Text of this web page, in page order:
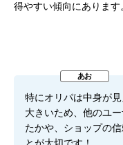
得やすい傾向にあります
特にオリパは中身が
大きいため、他のユ
たかや、ショップの